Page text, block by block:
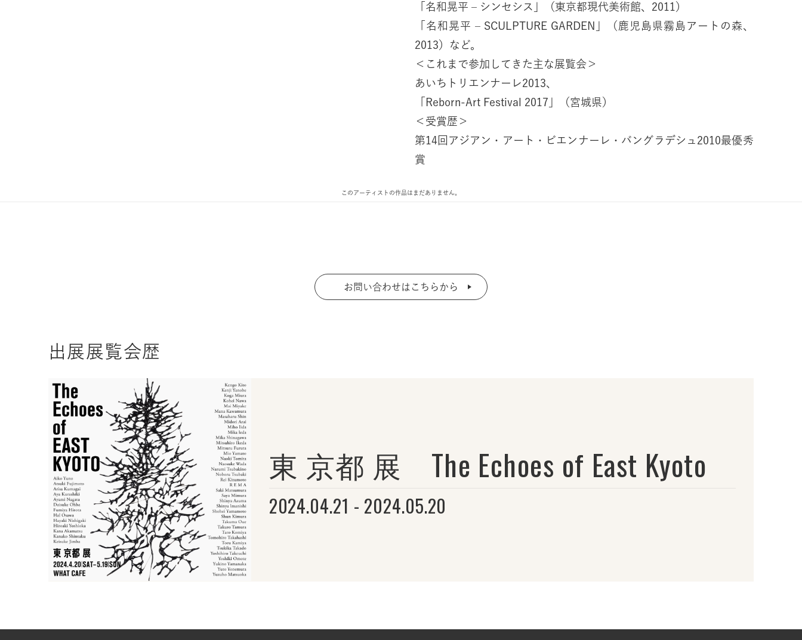
「名和晃平 – シンセシス」（東京都現代美術館、2011）
「名和晃平 – SCULPTURE GARDEN」（鹿児島県霧島アートの森、
2013）など。
＜これまで参加してきた主な展覧会＞
あいちトリエンナーレ2013、
「Reborn-Art Festival 2017」（宮城県）
＜受賞歴＞
第14回アジアン・アート・ビエンナーレ・バングラデシュ2010最優秀
賞
このアーティストの作品はまだありません。
お問い合わせはこちらから
出展展覧会歴
東 京都 展 The Echoes of East Kyoto
2024.04.21 - 2024.05.20